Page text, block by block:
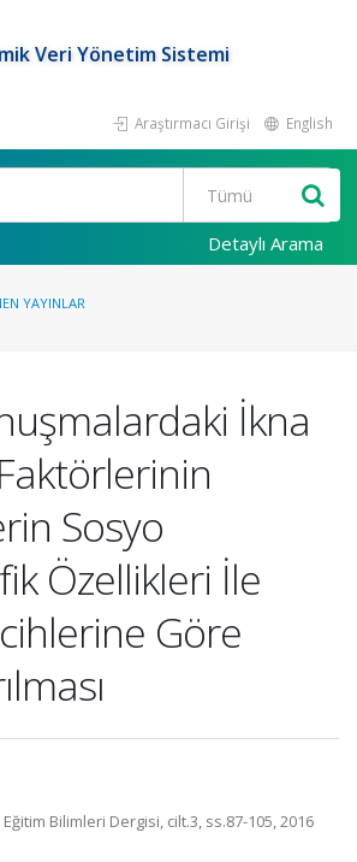
Veri Yönetim Sistemi
Araştırmacı Girişi English
Detaylı Arama
YAYINLAR
İkna
Sosyo
Özellikleri İle
Göre
Bilimleri Dergisi, cilt.3, ss.87-105, 2016